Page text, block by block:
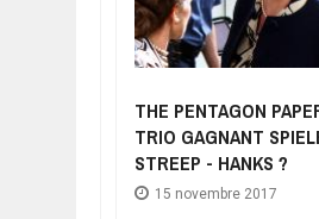
THE PENTAGON
TRIO GAGNANT
STREEP - HANKS ?
15 novembre 2017